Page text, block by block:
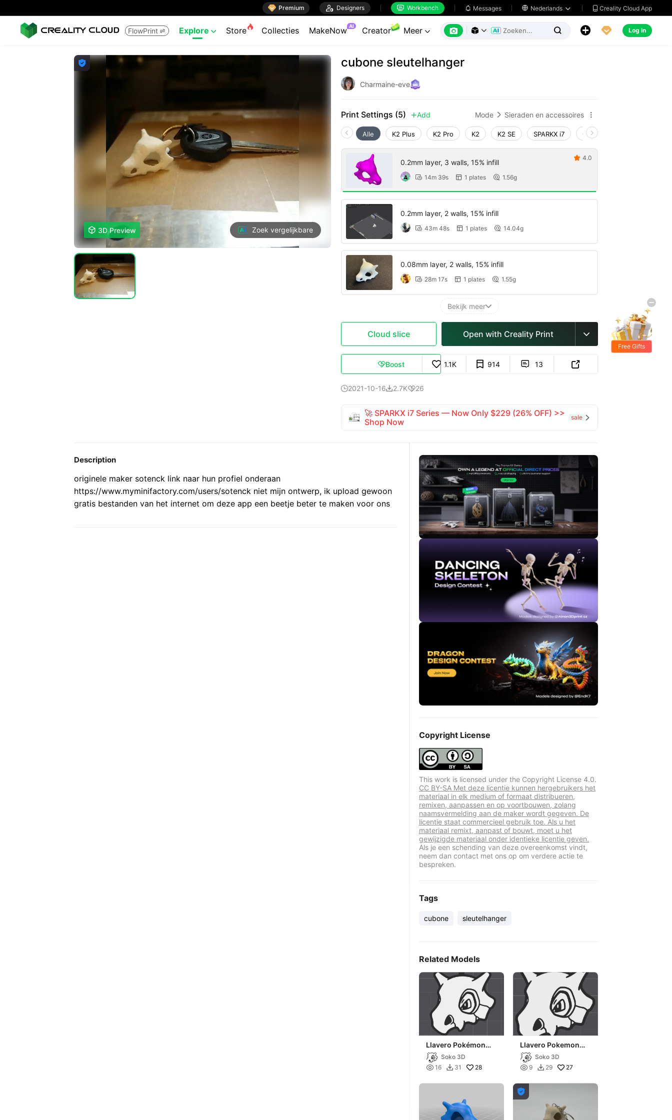
 Premium  Designers  Workbench  Messages  Nederlands   Creality Cloud App
FlowPrint  Explore  Store Collecties MakeNow AI Creator Meer        Log in

 3D Preview Zoek vergelijkbare
cubone sleutelhanger
Charmaine-eve
Print Settings (5) Add Mode  Sieraden en accessoires 
Alle K2 Plus K2 Pro K2 K2 SE SPARKX i7 Creality Hi
0.2mm layer, 3 walls, 15% infill
 14m 39s  1 plates  1.56g
 4.0
0.2mm layer, 2 walls, 15% infill
 43m 48s  1 plates  14.04g
0.08mm layer, 2 walls, 15% infill
 28m 17s  1 plates  1.55g
Bekijk meer
Cloud slice Open with Creality Print 
Boost 1.1K 914  13 
2021-10-162.7K26
🚀 SPARKX i7 Series — Now Only $229 (26% OFF) >>
Shop Now
sale 
Description
originele maker sotenck link naar hun profiel onderaan
https://www.myminifactory.com/users/sotenck niet mijn ontwerp, ik upload gewoon
gratis bestanden van het internet om deze app een beetje beter te maken voor ons
Copyright License
This work is licensed under the Copyright License 4.0.
CC BY-SA Met deze licentie kunnen hergebruikers het
materiaal in elk medium of formaat distribueren,
remixen, aanpassen en op voortbouwen, zolang
naamsvermelding aan de maker wordt gegeven. De
licentie staat commercieel gebruik toe. Als u het
materiaal remixt, aanpast of bouwt, moet u het
gewijzigde materiaal onder identieke licentie geven.
Als je een schending van deze overeenkomst vindt,
neem dan contact met ons op om verdere actie te
bespreken.
Tags
cubone sleutelhanger
Related Models
Llavero Pokémon
CuboneSoko 3D
 16  31 28
Llavero Pokemon
CuboneSoko 3D
 9  29 27

Free Gifts